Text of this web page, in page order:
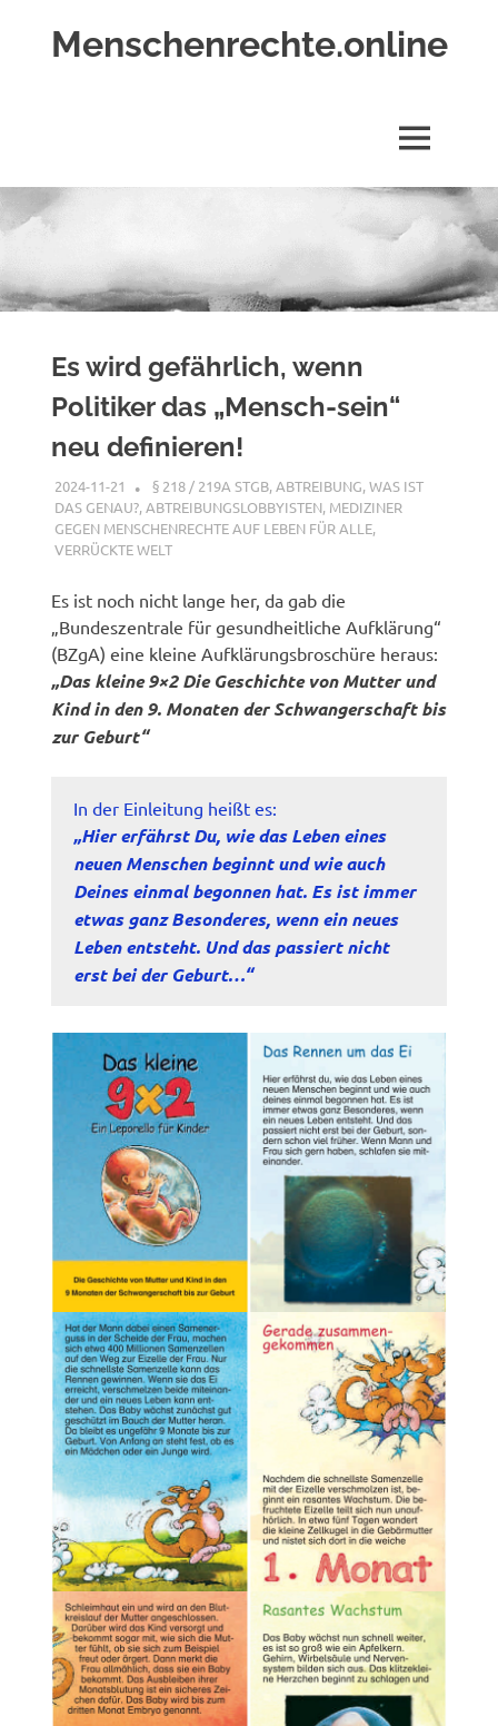
Menschenrechte.online
Geborene
Ungeborene
MENÜ
Es wird gefährlich, wenn
Politiker das „Mensch-sein“
neu definieren!
2024-11-21 XX
§ 218 / 219A STGB,ABTREIBUNG, WAS IST
DAS GENAU?,ABTREIBUNGSLOBBYISTEN, MEDIZINER
GEGEN MENSCHENRECHTE AUF LEBEN FÜR ALLE,
VERRÜCKTE WELT
Es ist noch nicht lange her, da gab die
„Bundeszentrale für gesundheitliche Aufklärung“
(BZgA) eine kleine Aufklärungsbroschüre heraus:
„Das kleine 9×2 Die Geschichte von Mutter und
Kind in den 9. Monaten der Schwangerschaft bis
zur Geburt“
In der Einleitung heißt es:
„Hier erfährst Du, wie das Leben eines
neuen Menschen beginnt und wie auch
Deines einmal begonnen hat. Es ist immer
etwas ganz Besonderes, wenn ein neues
Leben entsteht. Und das passiert nicht
erst bei der Geburt…“